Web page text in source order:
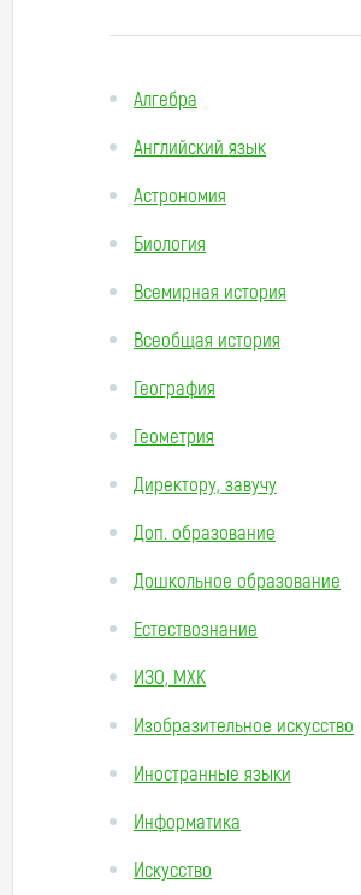
Алгебра
Английский язык
Астрономия
Биология
Всемирная история
Всеобщая история
География
Геометрия
Директору, завучу
Доп. образование
Дошкольное образование
Естествознание
ИЗО, МХК
Изобразительное искусство
Иностранные языки
Информатика
Искусство